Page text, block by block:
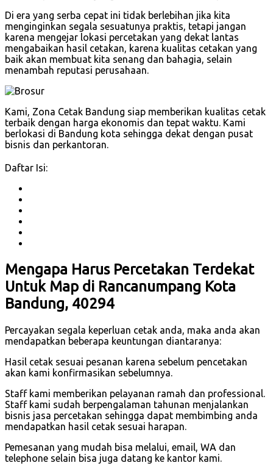
Di era yang serba cepat ini tidak berlebihan jika kita
menginginkan segala sesuatunya praktis, tetapi jangan
karena mengejar lokasi percetakan yang dekat lantas
mengabaikan hasil cetakan, karena kualitas cetakan yang
baik akan membuat kita senang dan bahagia, selain
menambah reputasi perusahaan.
Kami, Zona Cetak Bandung siap memberikan kualitas cetak
terbaik dengan harga ekonomis dan tepat waktu. Kami
berlokasi di Bandung kota sehingga dekat dengan pusat
bisnis dan perkantoran.
Daftar Isi:
Mengapa Harus Percetakan Terdekat
Untuk Map di Rancanumpang Kota
Bandung, 40294
Percayakan segala keperluan cetak anda, maka anda akan
mendapatkan beberapa keuntungan diantaranya:
Hasil cetak sesuai pesanan karena sebelum pencetakan
akan kami konfirmasikan sebelumnya.
Staff kami memberikan pelayanan ramah dan professional.
Staff kami sudah berpengalaman tahunan menjalankan
bisnis jasa percetakan sehingga dapat membimbing anda
mendapatkan hasil cetak sesuai harapan.
Pemesanan yang mudah bisa melalui, email, WA dan
telephone selain bisa juga datang ke kantor kami.